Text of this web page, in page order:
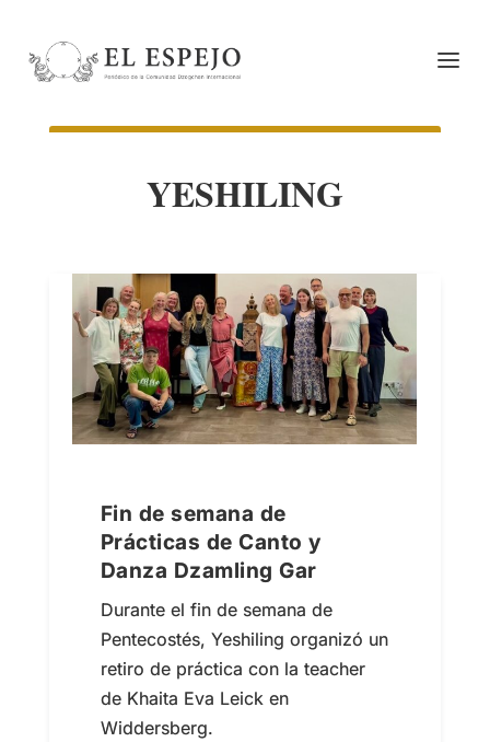
YESHILING
Fin de semana de
Prácticas de Canto y
Danza Dzamling Gar
Durante el fin de semana de
Pentecostés, Yeshiling organizó un
retiro de práctica con la teacher
de Khaita Eva Leick en
Widdersberg.